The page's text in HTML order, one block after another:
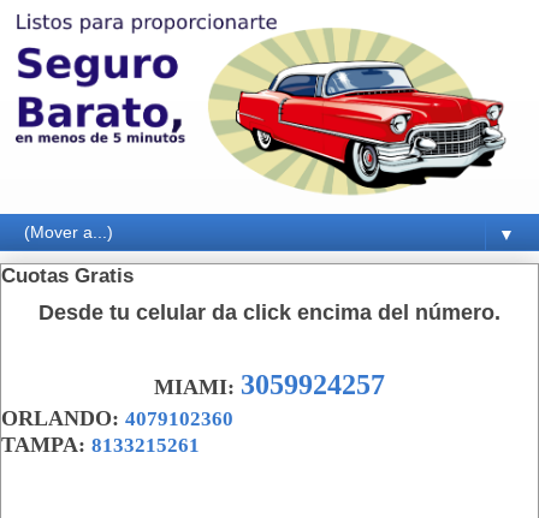
▼
Cuotas Gratis
Desde tu celular da click encima del número.
MIAMI: 3059924257
ORLANDO: 4079102360
TAMPA: 8133215261